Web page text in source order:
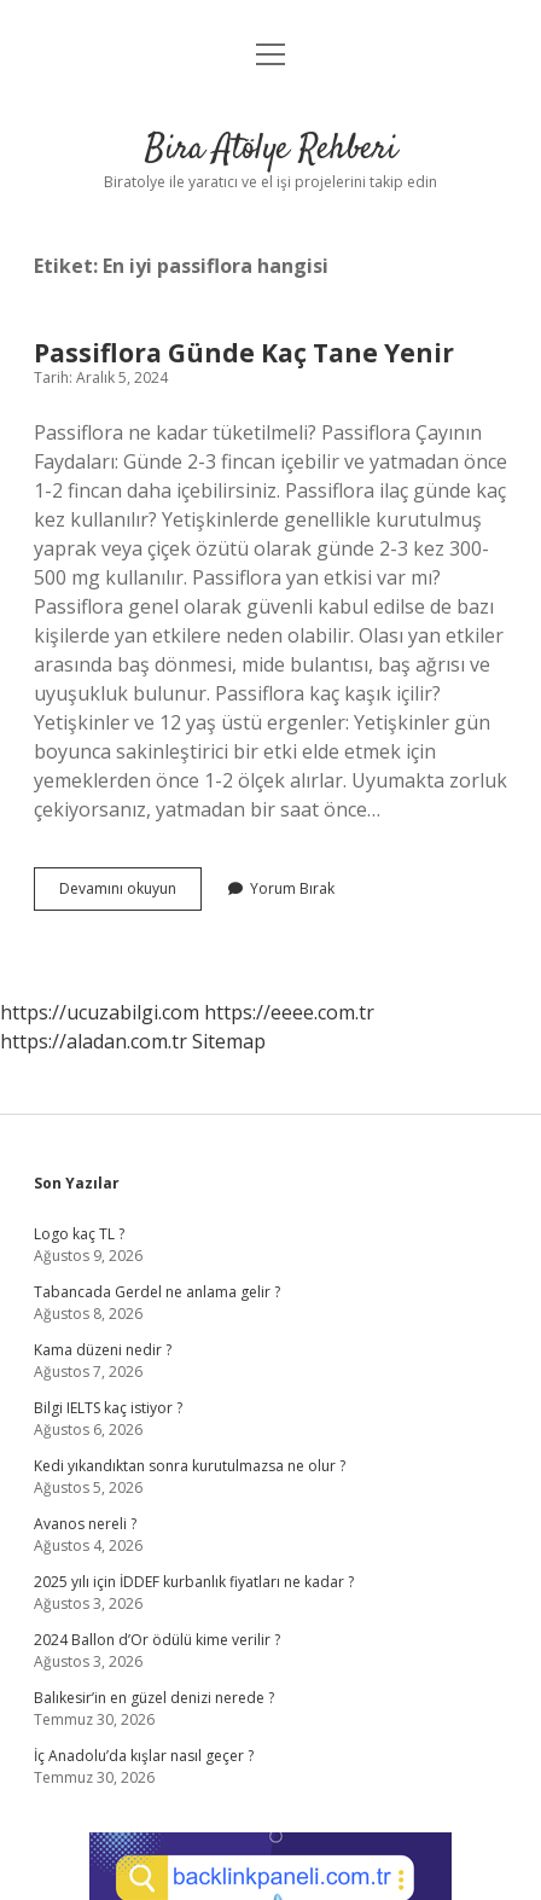
Anasayfa
Yasal Uyarı
menüyü
Bira Atölye Rehberi
Biratolye ile yaratıcı ve el işi projelerini takip edin
Etiket: En iyi passiflora hangisi
Passiflora Günde Kaç Tane Yenir
Tarih: Aralık 5, 2024
Passiflora ne kadar tüketilmeli? Passiflora Çayının
Faydaları: Günde 2-3 fincan içebilir ve yatmadan önce
1-2 fincan daha içebilirsiniz. Passiflora ilaç günde kaç
kez kullanılır? Yetişkinlerde genellikle kurutulmuş
yaprak veya çiçek özütü olarak günde 2-3 kez 300-
500 mg kullanılır. Passiflora yan etkisi var mı?
Passiflora genel olarak güvenli kabul edilse de bazı
kişilerde yan etkilere neden olabilir. Olası yan etkiler
arasında baş dönmesi, mide bulantısı, baş ağrısı ve
uyuşukluk bulunur. Passiflora kaç kaşık içilir?
Yetişkinler ve 12 yaş üstü ergenler: Yetişkinler gün
boyunca sakinleştirici bir etki elde etmek için
yemeklerden önce 1-2 ölçek alırlar. Uyumakta zorluk
çekiyorsanız, yatmadan bir saat önce…
Devamını okuyun Passiflora
Günde
Yorum Bırak
https://ucuzabilgi.com https://eeee.com.tr
https://aladan.com.trSitemap
Sidebar
Son Yazılar
Logo kaç TL ?
Ağustos 9, 2026
Tabancada Gerdel ne anlama gelir ?
Ağustos 8, 2026
Kama düzeni nedir ?
Ağustos 7, 2026
Bilgi IELTS kaç istiyor ?
Ağustos 6, 2026
Kedi yıkandıktan sonra kurutulmazsa ne olur ?
Ağustos 5, 2026
Avanos nereli ?
Ağustos 4, 2026
2025 yılı için İDDEF kurbanlık fiyatları ne kadar ?
Ağustos 3, 2026
2024 Ballon d’Or ödülü kime verilir ?
Ağustos 3, 2026
Balıkesir’in en güzel denizi nerede ?
Temmuz 30, 2026
İç Anadolu’da kışlar nasıl geçer ?
Temmuz 30, 2026